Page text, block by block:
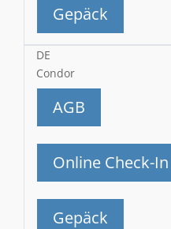
Gepäck
DE
Condor
AGB
Online Check-In
Gepäck